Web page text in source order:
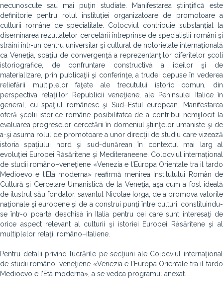
necunoscute sau mai puţin studiate. Manifestarea ştiinţifică este
definitorie pentru rolul instituţiei organizatoare de promotoare a
culturii române de specialitate. Colocviul contribuie substanţial la
diseminarea rezultatelor cercetării întreprinse de specialiştii români şi
străini într-un centru universitar şi cultural de notorietate internaţională
ca Veneţia, spaţiu de convergenţă a reprezentanţilor diferitelor şcoli
istoriografice, de confruntare constructivă a ideilor şi de
materializare, prin publicaţii şi conferinţe, a trudei depuse în vederea
reliefării multiplelor faţete ale trecutului istoric comun, din
perspectiva relaţiilor Republicii veneţiene, ale Peninsulei Italice în
general, cu spaţiul românesc şi Sud–Estul european. Manifestarea
oferă şcolii istorice române posibilitatea de a contribui nemijlocit la
evaluarea progreselor cercetării în domeniul ştiinţelor umaniste şi de
a-şi asuma rolul de promotoare a unor direcţii de studiu care vizează
istoria spaţiului nord şi sud-dunărean în contextul mai larg al
evoluţiei Europei Răsăritene şi Mediteraneene. Colocviul internaţional
de studii româno–veneţiene «Venezia e l’Europa Orientale tra il tardo
Medioevo e l’Età moderna» reafirmă menirea Institutului Român de
Cultură şi Cercetare Umanistică de la Veneţia, aşa cum a fost ideată
de ilustrul său fondator, savantul Nicolae Iorga, de a promova valorile
naţionale şi europene şi de a construi punţi între culturi, constituindu-
se într-o poartă deschisă în Italia pentru cei care sunt interesaţi de
orice aspect relevant al culturii şi istoriei Europei Răsăritene şi al
multiplelor relaţii româno–italiene.
Pentru detalii privind lucrările pe secţiuni ale Colocviul internaţional
de studii româno–veneţiene «Venezia e l’Europa Orientale tra il tardo
Medioevo e l’Età moderna», a se vedea programul anexat.